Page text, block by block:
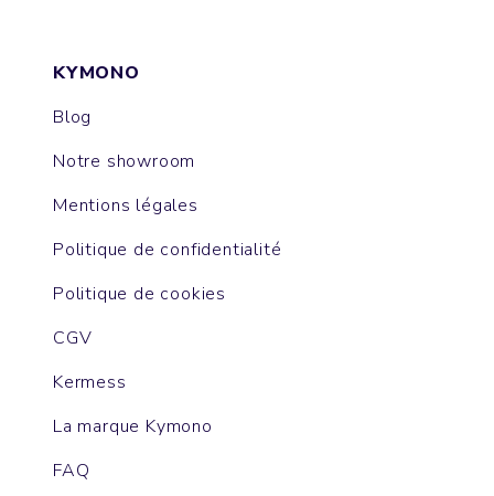
KYMONO
Blog
Notre showroom
Mentions légales
Politique de confidentialité
Politique de cookies
CGV
Kermess
La marque Kymono
FAQ